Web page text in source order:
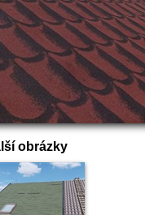
obrázky